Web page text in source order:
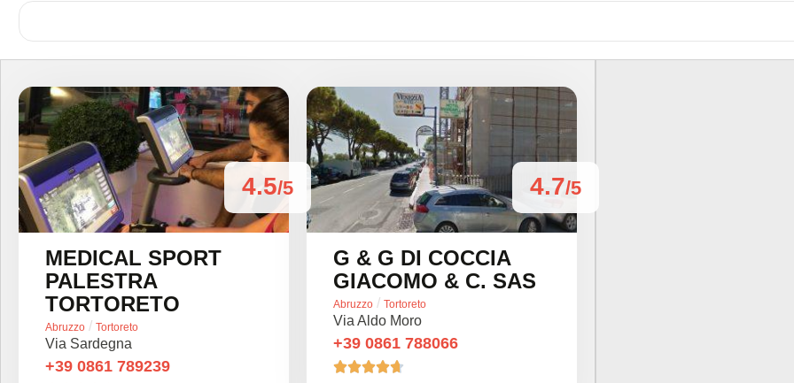
4.5/5
MEDICAL SPORT
PALESTRA
TORTORETO
Abruzzo / Tortoreto
Via Sardegna
+39 0861 789239
4.7/5
G & G DI COCCIA
GIACOMO & C. SAS
Abruzzo / Tortoreto
Via Aldo Moro
+39 0861 788066
